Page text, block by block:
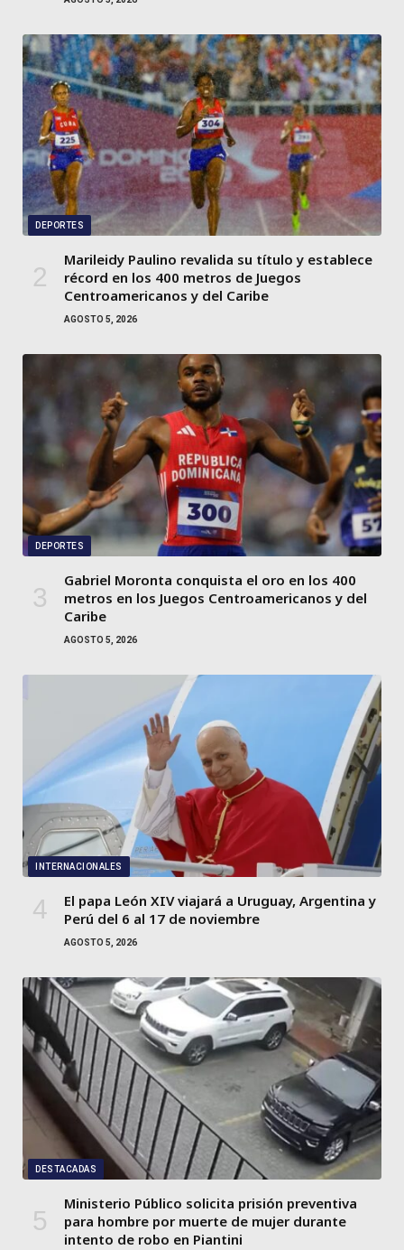
DEPORTES
Marileidy Paulino revalida su título y establece
récord en los 400 metros de Juegos
Centroamericanos y del Caribe
AGOSTO 5, 2026
DEPORTES
Gabriel Moronta conquista el oro en los 400
metros en los Juegos Centroamericanos y del
Caribe
AGOSTO 5, 2026
INTERNACIONALES
El papa León XIV viajará a Uruguay, Argentina y
Perú del 6 al 17 de noviembre
AGOSTO 5, 2026
DESTACADAS
Ministerio Público solicita prisión preventiva
para hombre por muerte de mujer durante
intento de robo en Piantini